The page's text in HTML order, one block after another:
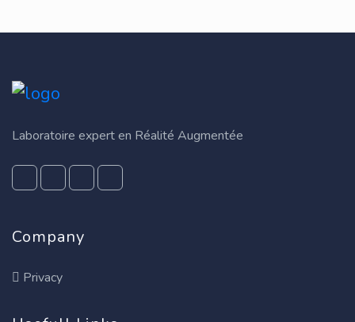
Laboratoire expert en Réalité Augmentée
Company
Privacy